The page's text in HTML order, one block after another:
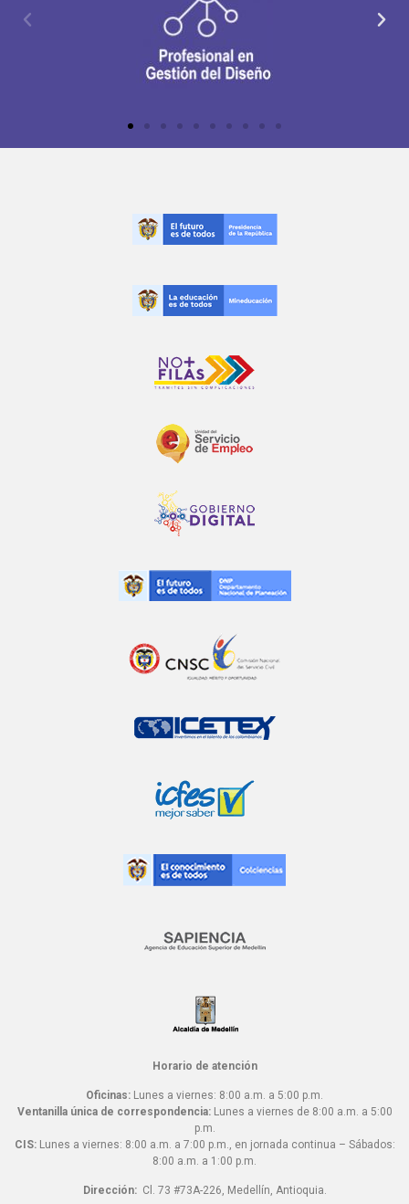
Horario de atención
Oficinas: Lunes a viernes: 8:00 a.m. a 5:00 p.m.
Ventanilla única de correspondencia:Lunes a viernes de 8:00 a.m. a 5:00
p.m.
CIS:Lunes a viernes: 8:00 a.m. a 7:00 p.m., en jornada continua – Sábados:
8:00 a.m. a 1:00 p.m.
Dirección: Cl. 73 #73A-226, Medellín, Antioquia.